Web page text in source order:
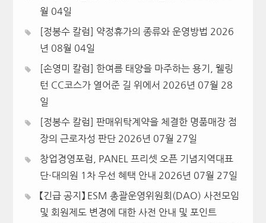
월 04일
[정봉수 칼럼] 약정휴가의 종류와 운영방법 2026
년 08월 04일
[손영미 칼럼] 한여름 태양을 마주하는 용기, 웰링
턴 CC코스가 열어준 길 위에서 2026년 07월 28
일
[정봉수 칼럼] 판매위탁계약을 체결한 명품매장 점
장의 근로자성 판단 2026년 07월 27일
창업경영포럼, PANEL 프리셋 오픈 기념지역대표
단·대의원 1차 우선 혜택 안내 2026년 07월 27일
【긴급 공지】 ESM 총괄운영위원회(DAO) 사전모임
및 회원제도 변경에 대한 사전 안내 및 포인트